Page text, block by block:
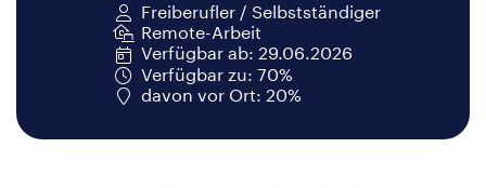
Freiberufler / Selbstständiger
Remote-Arbeit
Verfügbar ab: 29.06.2026
Verfügbar zu: 70%
davon vor Ort: 20%